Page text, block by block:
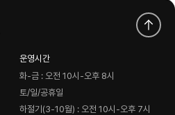
운영시간
화-금 : 오전 10시-오후 8시
토/일/공휴일
하절기(3-10월) : 오전 10시-오후 7시